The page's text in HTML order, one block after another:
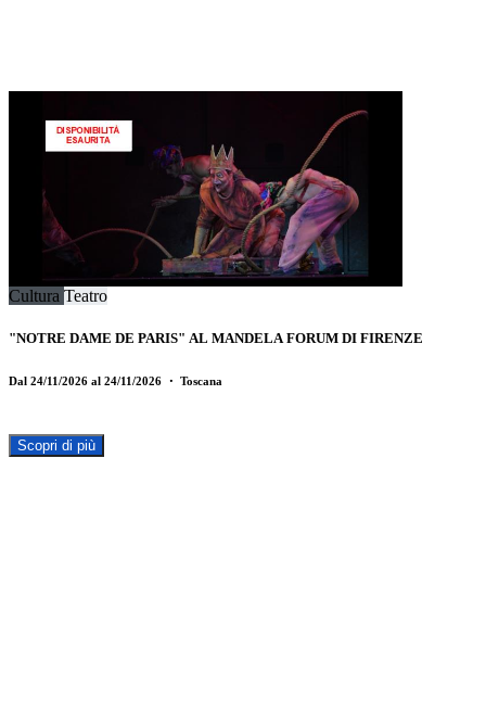
Cultura Teatro
"NOTRE DAME DE PARIS" AL MANDELA FORUM DI FIRENZE
Dal 24/11/2026 al 24/11/2026 ・ Toscana
Scopri di più